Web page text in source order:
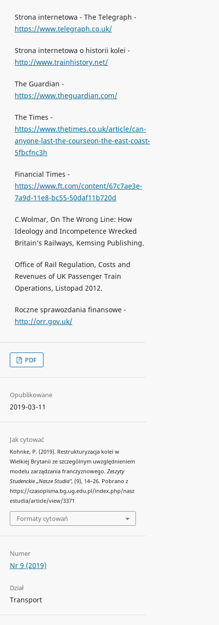
Strona internetowa - The Telegraph -
https://www.telegraph.co.uk/
Strona internetowa o historii kolei -
http://www.trainhistory.net/
The Guardian -
https://www.theguardian.com/
The Times -
https://www.thetimes.co.uk/article/can-
anyone-last-the-courseon-the-east-coast-
5fbcfnc3h
Financial Times -
https://www.ft.com/content/67c7ae3e-
7a9d-11e8-bc55-50daf11b720d
C.Wolmar, On The Wrong Line: How
Ideology and Incompetence Wrecked
Britain’s Railways, Kemsing Publishing.
Office of Rail Regulation, Costs and
Revenues of UK Passenger Train
Operations, Listopad 2012.
Roczne sprawozdania finansowe -
http://orr.gov.uk/
PDF
Opublikowane
2019-03-11
Jak cytować
Kohnke, P. (2019). Restrukturyzacja kolei w
Wielkiej Brytanii ze szczególnym uwzględnieniem
modelu zarządzania franczyznowego. Zeszyty
Studenckie „Nasze Studia", (9), 14–26. Pobrano z
https://czasopisma.bg.ug.edu.pl/index.php/nasz
estudia/article/view/3371
Formaty cytowań
Numer
Nr 9 (2019)
Dział
Transport